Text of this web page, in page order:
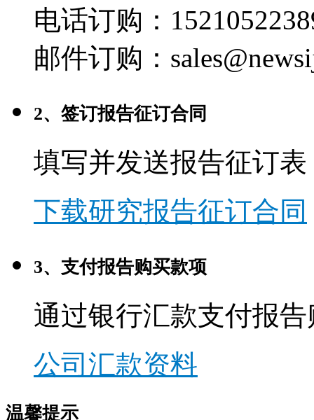
电话订购：
邮件订购：
2、签订报告征订合同
填写并发送报告征订表
下载研究报告征订合同
3、支付报告购买款项
通过银行汇款支付报
公司汇款资料
温馨提示